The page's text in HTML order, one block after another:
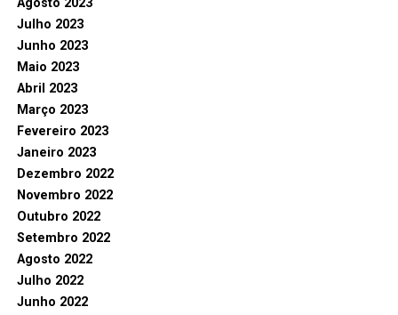
Agosto 2023
Julho 2023
Junho 2023
Maio 2023
Abril 2023
Março 2023
Fevereiro 2023
Janeiro 2023
Dezembro 2022
Novembro 2022
Outubro 2022
Setembro 2022
Agosto 2022
Julho 2022
Junho 2022